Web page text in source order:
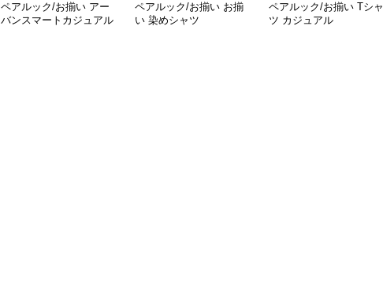
ペアルック/お揃い アー
バンスマートカジュアル
ペアルック/お揃い お揃
い 染めシャツ
ペアルック/お揃い Tシャ
ツ カジュアル